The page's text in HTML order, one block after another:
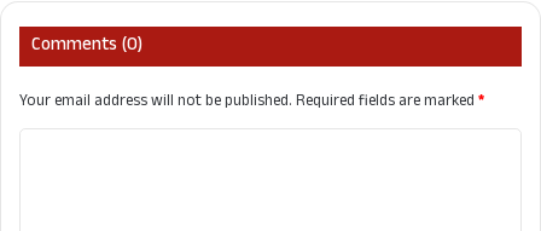
Comments (0)
Your email address will not be published.Required fields are marked*